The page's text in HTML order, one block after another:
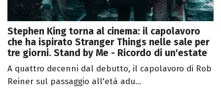
Stephen King torna al cinema: il capolavoro
che ha ispirato Stranger Things nelle sale per
tre giorni. Stand by Me - Ricordo di un'estate
A quattro decenni dal debutto, il capolavoro di Rob
Reiner sul passaggio all'età adu...